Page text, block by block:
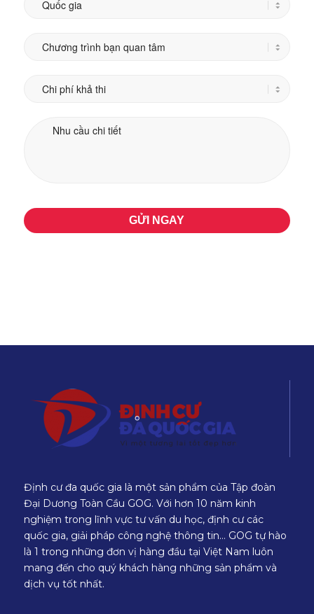
Định cư đa quốc gia là một sản phẩm của Tập đoàn
Đại Dương Toàn Cầu GOG. Với hơn 10 năm kinh
nghiệm trong lĩnh vực tư vấn du học, định cư các
quốc gia, giải pháp công nghệ thông tin… GOG tự hào
là 1 trong những đơn vị hàng đầu tại Việt Nam luôn
mang đến cho quý khách hàng những sản phẩm và
dịch vụ tốt nhất.